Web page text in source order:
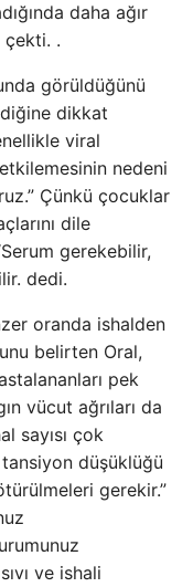
daha ağır
çekti. .
görüldüğünü
dikkat
viral
nedeni
Çünkü çocuklar
dile
gerekebilir,
dedi.
oranda ishalden
belirten Oral,
pek
vücut ağrıları da
sayısı çok
tansiyon düşüklüğü
gerekir.”
ve ishali